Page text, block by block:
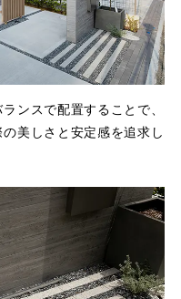
ンスで配置することで、
美しさと安定感を追求し